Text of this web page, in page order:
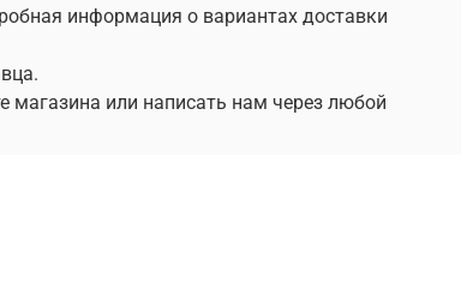
информация о вариантах доставки
магазина или написать нам через любой